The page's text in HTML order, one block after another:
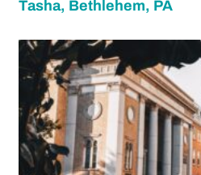
Tasha, Bethlehem, PA